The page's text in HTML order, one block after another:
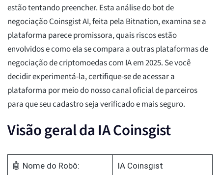
estão tentando preencher. Esta análise do bot de
negociação Coinsgist AI, feita pela Bitnation, examina se a
plataforma parece promissora, quais riscos estão
envolvidos e como ela se compara a outras plataformas de
negociação de criptomoedas com IA em 2025. Se você
decidir experimentá-la, certifique-se de acessar a
plataforma por meio do nosso canal oficial de parceiros
para que seu cadastro seja verificado e mais seguro.
Visão geral da IA Coinsgist
🤖 Nome do Robô: IA Coinsgist